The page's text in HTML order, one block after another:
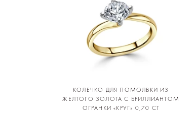
КОЛЕЧКО ДЛЯ ПОМОЛВКИ ИЗ
ЖЕЛТОГО ЗОЛОТА С БРИЛЛИАНТОМ
ОГРАНКИ «КРУГ» 0,70 CT